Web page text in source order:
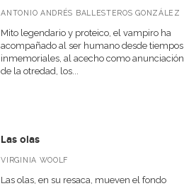
ANTONIO ANDRÉS BALLESTEROS GONZÁLEZ
Mito legendario y proteico, el vampiro ha
acompañado al ser humano desde tiempos
inmemoriales, al acecho como anunciación
de la otredad, los...
Las olas
VIRGINIA WOOLF
Las olas, en su resaca, mueven el fondo